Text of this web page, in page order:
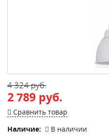
4 324 руб.
2 789 руб.
Сравнить товар
Наличие:
В наличии